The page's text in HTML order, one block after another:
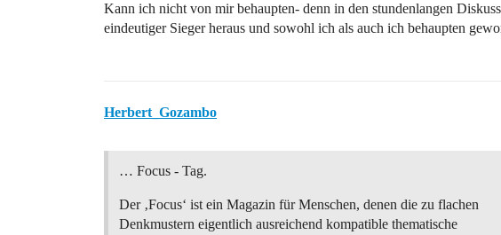
Kann ich nicht von mir behaupten- denn in den stundenlangen
eindeutiger Sieger heraus und sowohl ich als auch ich behaupten
Herbert_Gozambo
… Focus - Tag.
Der ‚Focus‘ ist ein Magazin für Menschen, denen die zu flachen
Denkmustern eigentlich ausreichend kompatible thematische